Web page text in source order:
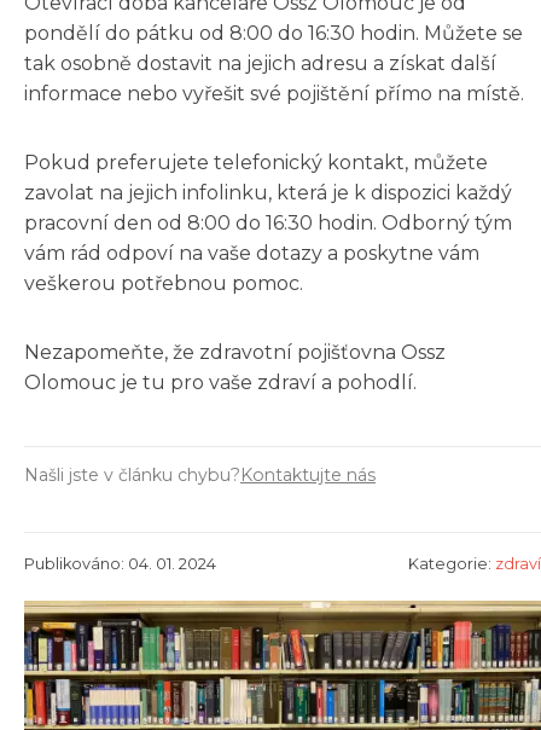
pondělí do pátku od 8:00 do 16:30 hodin. Můžete se
tak osobně dostavit na jejich adresu a získat další
informace nebo vyřešit své pojištění přímo na místě.
Pokud preferujete telefonický kontakt, můžete
zavolat na jejich infolinku, která je k dispozici každý
pracovní den od 8:00 do 16:30 hodin. Odborný tým
vám rád odpoví na vaše dotazy a poskytne vám
veškerou potřebnou pomoc.
Nezapomeňte, že zdravotní pojišťovna Ossz
Olomouc je tu pro vaše zdraví a pohodlí.
Našli jste v článku chybu?Kontaktujte nás
Publikováno: 04. 01. 2024 Kategorie: zdraví